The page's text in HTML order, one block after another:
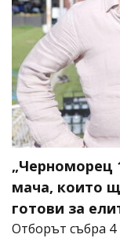
„Черноморец
мача, които
готови за
Отборът събра